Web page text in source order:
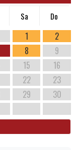
Sa Do
1
2
8
9
15
16
22
23
29
30